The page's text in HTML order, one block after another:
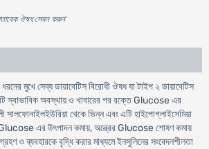
ঔষধ সেবন করুন'
মুখে সেব্য ডায়াবেটিস বিরোধী ঔষধ যা টাইপ ২ ডায়াবেটিস
স্বাভাবিক অবস্থায় ও খাবারের পর রক্তে Glucose এর
সালফোনাইলইউরিয়া থেকে ভিন্ন এবং এটি হাইপোগ্লাইসেমিয়া
এর উৎপাদন কমায়, অন্ত্রের Glucose শোষণ কমায়
ও ব্যবহারকে বৃদ্ধি করার মাধ্যমে ইনসুলিনের সংবেদনশীলতা